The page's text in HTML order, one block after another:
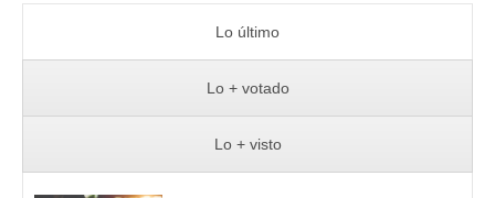
Lo último
Lo + votado
Lo + visto